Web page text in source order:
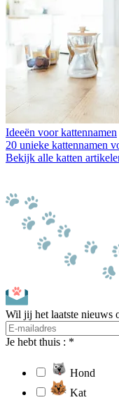
Ideeën voor kattennamen
20 unieke kattennamen
Bekijk alle katten
Wil jij het laatste nieuws
Je hebt thuis : *
Hond
Kat